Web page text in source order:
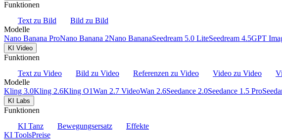
Funktionen
Text zu Bild
Bild zu Bild
Modelle
Nano Banana ProNano Banana 2Nano BananaSeedream 5.0 LiteSeedream 4.5GPT
KI Video
Funktionen
Text zu Video
Bild zu Video Referenzen zu Video Video zu Video
Modelle
Kling 3.0Kling 2.6Kling O1Wan 2.7 VideoWan 2.6Seedance 2.0Seedance 1.5 Pro
KI Labs
Funktionen
KI Tanz
Bewegungsersatz
Effekte
KI ToolsPreise